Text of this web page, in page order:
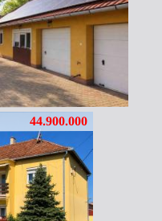
44.900.000